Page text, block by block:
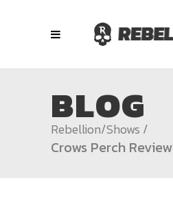
BLOG
Rebellion/Shows /
Crows Perch Review